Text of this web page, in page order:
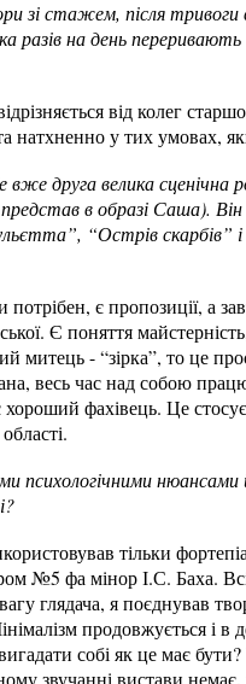
зі стажем, після
разів на день
від колег
натхненно у тих умовах,
вже друга велика
в образі Саша).
“Острів
є пропозиції, а
Є поняття
митець - “зірка”, то це
весь час над собою
хороший фахівець. Це
психологічними
тільки
№5 фа мінор І.С. Баха.
глядача, я поєднував
продовжується і в
собі як це має
звучанні вистави